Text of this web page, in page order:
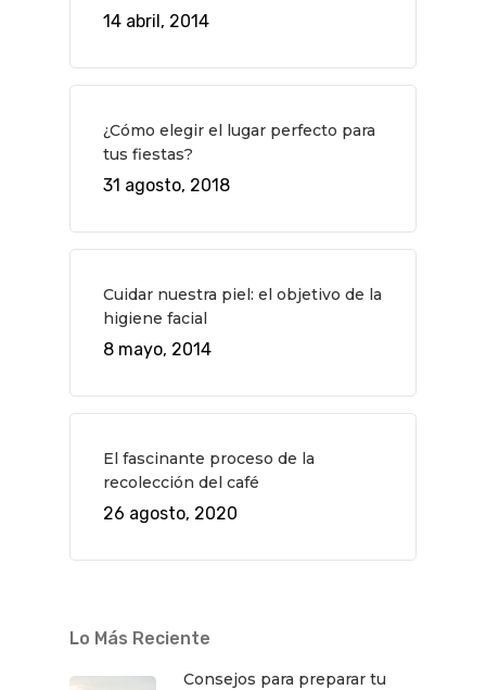
14 abril, 2014
¿Cómo elegir el lugar perfecto para
tus fiestas?
31 agosto, 2018
Cuidar nuestra piel: el objetivo de la
higiene facial
8 mayo, 2014
El fascinante proceso de la
recolección del café
26 agosto, 2020
Lo Más Reciente
Consejos para preparar tu